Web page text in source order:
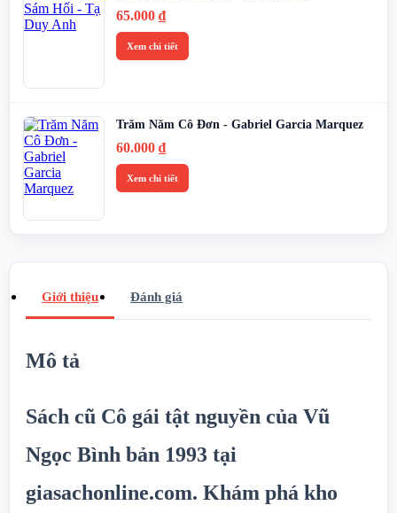
65.000 ₫
Xem chi tiết
Trăm Năm Cô Đơn - Gabriel Garcia Marquez
60.000 ₫
Xem chi tiết
Giới thiệu Đánh giá
Mô tả
Sách cũ Cô gái tật nguyền của Vũ
Ngọc Bình bản 1993 tại
giasachonline.com. Khám phá kho